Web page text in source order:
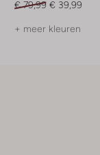
€ 79,99 € 39,99
+ meer kleuren